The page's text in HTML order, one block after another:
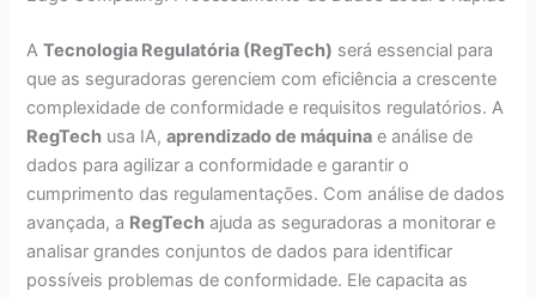
ATecnologia Regulatória (RegTech) será essencial para
que as seguradoras gerenciem com eficiência a crescente
complexidade de conformidade e requisitos regulatórios. A
RegTech usa IA,aprendizado de máquina e análise de
dados para agilizar a conformidade e garantir o
cumprimento das regulamentações. Com análise de dados
avançada, a RegTech ajuda as seguradoras a monitorar e
analisar grandes conjuntos de dados para identificar
possíveis problemas de conformidade. Ele capacita as